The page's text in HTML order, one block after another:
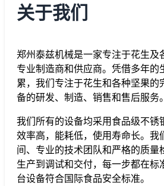
关于我们
郑州泰兹机械是一家专注于花生及
专业制造商和供应商。凭借多年的
累，我们专注于花生和各种坚果的
备的研发、制造、销售和售后服务。
我们所有的设备均采用食品级不锈
效率高，能耗低，使用寿命长。我
间、专业的技术团队和严格的质量
生产到调试和交付，每一步都在标
台设备符合国际食品安全标准。